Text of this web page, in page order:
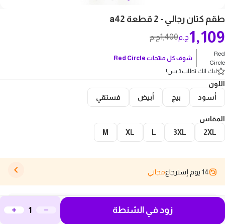
طقم كتان رجالي - 2 قطعة a42
1,400ج.م 1,109ج.م
Red
Circle
شوف كل منتجات Red Circle
ليك انك تطلب 3 بس!
اللون
أسود
بيج أبيض فستقي
المقاس
2XL
3XL
L
XL
M
14 يوم إسترجاع مجاني
وصف المنتجزود في الشنطة